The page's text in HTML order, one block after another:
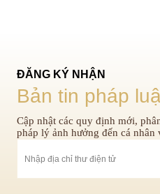
ĐĂNG KÝ NHẬN
Bản tin pháp
Cập nhật các quy định mới,
pháp lý ảnh hưởng đến cá nhân